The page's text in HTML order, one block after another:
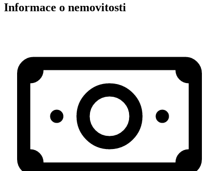
Informace o nemovitosti